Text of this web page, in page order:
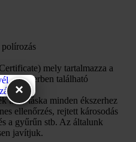
mely tartalmazza a
az ékszerben található
tartó táska minden ékszerhez
ellenőrzés, rejtett károsodás
a gyűrűn stb. Az általunk
javítjuk.
×